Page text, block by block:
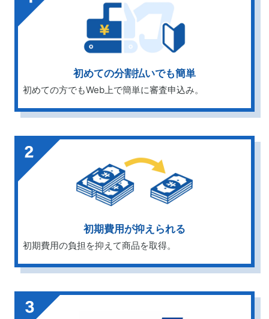
初めての分割払いでも簡単
初めての方でもWeb上で簡単に審査申込み。
初期費用が抑えられる
初期費用の負担を抑えて商品を取得。